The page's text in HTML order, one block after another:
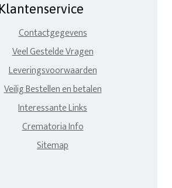
Klantenservice
Contactgegevens
Veel Gestelde Vragen
Leveringsvoorwaarden
Veilig Bestellen en betalen
Interessante Links
Crematoria Info
Sitemap